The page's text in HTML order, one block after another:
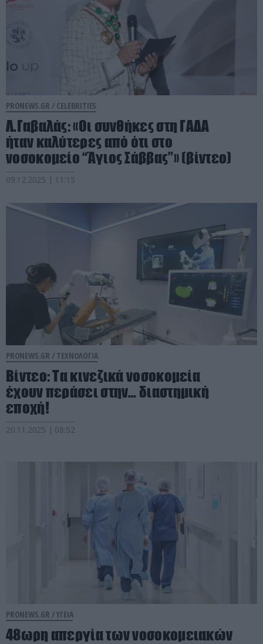
PRONEWS.GR / CELEBRITIES
Λ.Γαβαλάς: «Οι συνθήκες στη ΓΑΔΑ
ήταν καλύτερες από ότι στο
νοσοκομείο “Άγιος Σάββας”» (βίντεο)
09.12.2025 | 11:15
PRONEWS.GR / ΤΕΧΝΟΛΟΓΙΑ
Βίντεο: Τα κινεζικά νοσοκομεία
έχουν περάσει στην… διαστημική
εποχή!
20.11.2025 | 08:52
PRONEWS.GR /ΥΓΕΙΑ
48ωρη απεργία των νοσοκομειακών